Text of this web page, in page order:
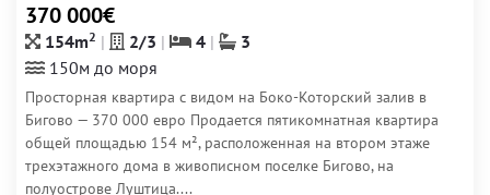
370 000€
154m2 2/3 4
3
150м до моря
Просторная квартира с видом на Боко-Которский залив в
Бигово — 370 000 евро Продается пятикомнатная квартира
общей площадью 154 м², расположенная на втором этаже
трехэтажного дома в живописном поселке Бигово, на
полуострове Луштица....